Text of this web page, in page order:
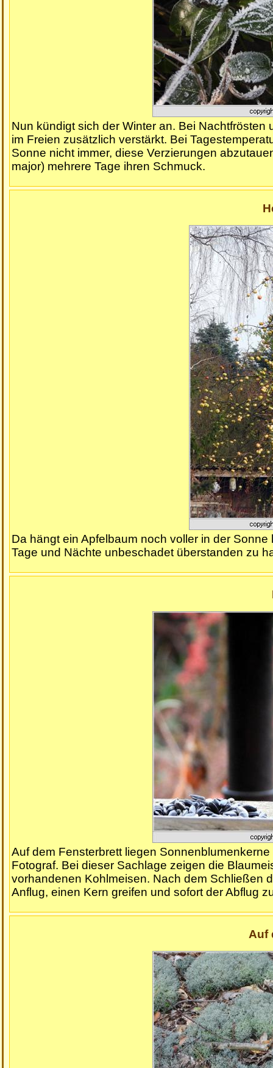
Nun kündigt sich der Winter an. Bei
im Freien zusätzlich verstärkt. Bei
Sonne nicht immer, diese Verzierungen
major) mehrere Tage ihren Schmuck.
Da hängt ein Apfelbaum noch voller in der
Tage und Nächte unbeschadet überstanden zu
Auf dem Fensterbrett liegen
Fotograf. Bei dieser Sachlage zeigen die
vorhandenen Kohlmeisen. Nach dem Schließen
Anflug, einen Kern greifen und sofort der Abflug
Auf